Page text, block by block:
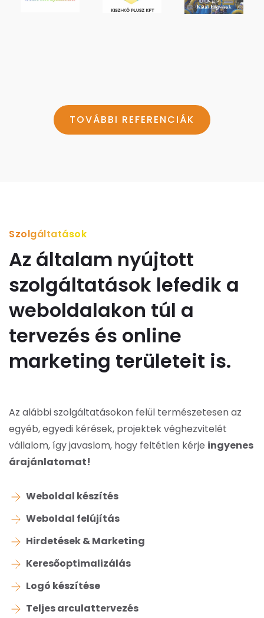
TOVÁBBI REFERENCIÁK
Szolgáltatások
Az általam nyújtott
szolgáltatások lefedik a
weboldalakon túl a
tervezés és online
marketing területeit is.
Az alábbi szolgáltatásokon felül természetesen az
egyéb, egyedi kérések, projektek véghezvitelét
vállalom, így javaslom, hogy feltétlen kérje ingyenes
árajánlatomat!
Weboldal készítés
Weboldal felújítás
Hirdetések & Marketing
Keresőoptimalizálás
Logó készítése
Teljes arculattervezés